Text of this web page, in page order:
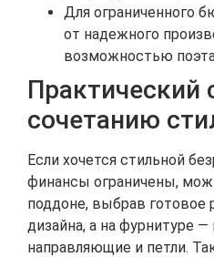
Для ограниченного
от надежного
возможностью
Практический
сочетанию
Если хочется стильной
финансы ограничены,
поддоне, выбрав готовое
дизайна, а на фурнитуре
направляющие и петли.